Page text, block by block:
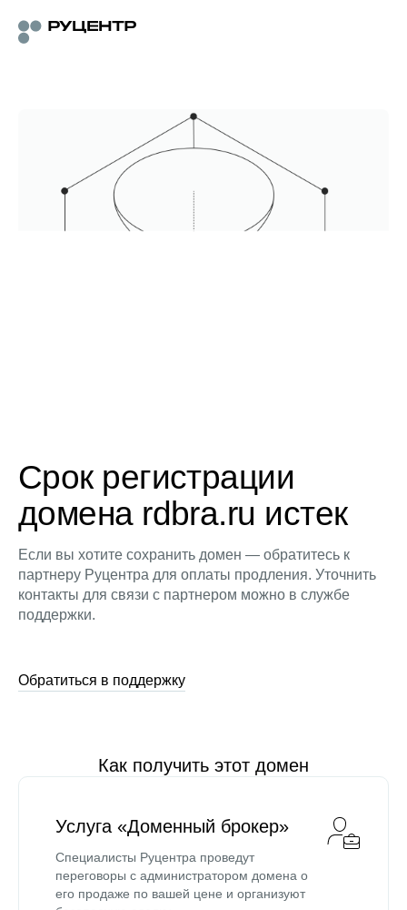
Срок регистрации
домена rdbra.ru истек
Если вы хотите сохранить домен — обратитесь к
партнеру Руцентра для оплаты продления. Уточнить
контакты для связи с партнером можно в службе
поддержки.
Обратиться в поддержку
Как получить этот домен
Услуга «Доменный брокер»
Специалисты Руцентра проведут
переговоры с администратором домена о
его продаже по вашей цене и организуют